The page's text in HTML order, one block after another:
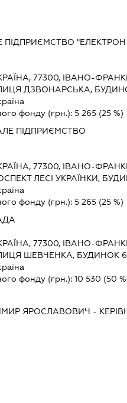
ПІДПРИЄМСТВО
77300, ІВАНО-
ДЗВОНАРСЬКА,
фонду (грн.): 5 265(25 %)
ПІДПРИЄМСТВО
77300, ІВАНО-
ЛЕСІ УКРАЇНКИ,
фонду (грн.): 5 265(25 %)
77300, ІВАНО-
ШЕВЧЕНКА, БУДИНОК 6
фонду (грн.): 10 530 (50
ЯРОСЛАВОВИЧ -